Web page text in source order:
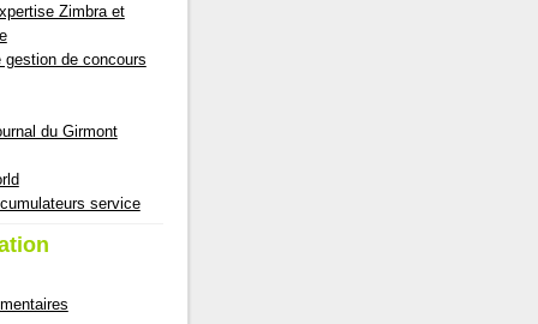
Zimbra et
gestion de concours
du Girmont
service